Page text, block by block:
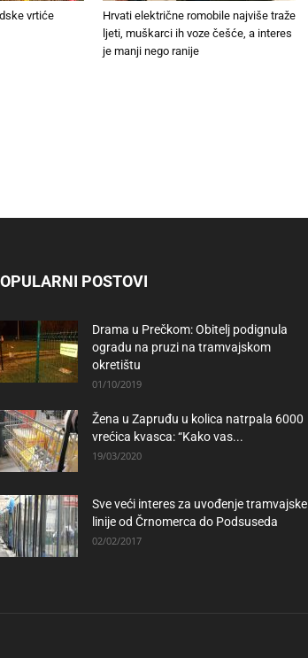
vrtiće
Hrvati električne romobile najviše traže
ljeti, muškarci ih voze češće, a interes
je manji nego ranije
POSTOVI
Drama u Prečkom: Obitelj podignula
ogradu na pruzi na tramvajskom
okretištu
01/10/2019
Žena u Zapruđu u kolica natrpala 6000
vrećica kvasca: “Kako vas...
19/03/2020
Sve veći interes za uvođenje tramvajske
linije od Črnomerca do Podsuseda
02/02/2017